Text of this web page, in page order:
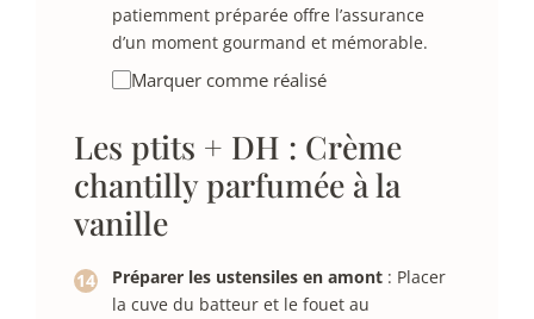
patiemment préparée offre l’assurance
d’un moment gourmand et mémorable.
Marquer comme réalisé
Les ptits + DH : Crème
chantilly parfumée à la
vanille
Préparer les ustensiles en amont : Placer
la cuve du batteur et le fouet au